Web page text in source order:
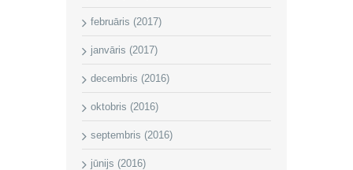
februāris (2017)
janvāris (2017)
decembris (2016)
oktobris (2016)
septembris (2016)
jūnijs (2016)